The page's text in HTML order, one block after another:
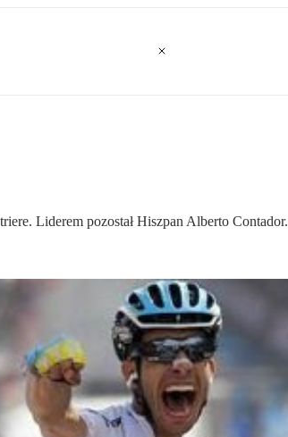
Liderem pozostał Hiszpan Alberto Contador.